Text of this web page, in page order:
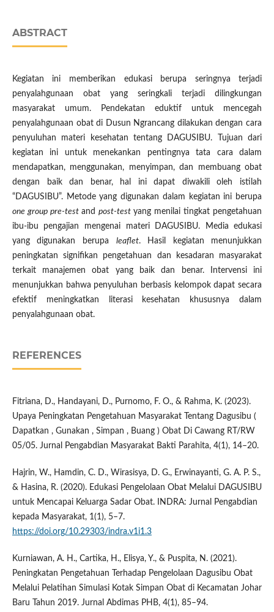
ABSTRACT
Kegiatan ini memberikan edukasi berupa seringnya terjadi
penyalahgunaan obat yang seringkali terjadi dilingkungan
masyarakat umum. Pendekatan eduktif untuk mencegah
penyalahgunaan obat di Dusun Ngrancang dilakukan dengan cara
penyuluhan materi kesehatan tentang DAGUSIBU. Tujuan dari
kegiatan ini untuk menekankan pentingnya tata cara dalam
mendapatkan, menggunakan, menyimpan, dan membuang obat
dengan baik dan benar, hal ini dapat diwakili oleh istilah
“DAGUSIBU”. Metode yang digunakan dalam kegiatan ini berupa
one group pre-test and post-testyang menilai tingkat pengetahuan
ibu-ibu pengajian mengenai materi DAGUSIBU. Media edukasi
yang digunakan berupa leaflet. Hasil kegiatan menunjukkan
peningkatan signifikan pengetahuan dan kesadaran masyarakat
terkait manajemen obat yang baik dan benar. Intervensi ini
menunjukkan bahwa penyuluhan berbasis kelompok dapat secara
efektif meningkatkan literasi kesehatan khususnya dalam
penyalahgunaan obat.
REFERENCES
Fitriana, D., Handayani, D., Purnomo, F. O., & Rahma, K. (2023).
Upaya Peningkatan Pengetahuan Masyarakat Tentang Dagusibu (
Dapatkan , Gunakan , Simpan , Buang ) Obat Di Cawang RT/RW
05/05. Jurnal Pengabdian Masyarakat Bakti Parahita, 4(1), 14–20.
Hajrin, W., Hamdin, C. D., Wirasisya, D. G., Erwinayanti, G. A. P. S.,
& Hasina, R. (2020). Edukasi Pengelolaan Obat Melalui DAGUSIBU
untuk Mencapai Keluarga Sadar Obat. INDRA: Jurnal Pengabdian
kepada Masyarakat, 1(1), 5–7.
https://doi.org/10.29303/indra.v1i1.3
Kurniawan, A. H., Cartika, H., Elisya, Y., & Puspita, N. (2021).
Peningkatan Pengetahuan Terhadap Pengelolaan Dagusibu Obat
Melalui Pelatihan Simulasi Kotak Simpan Obat di Kecamatan Johar
Baru Tahun 2019. Jurnal Abdimas PHB, 4(1), 85–94.